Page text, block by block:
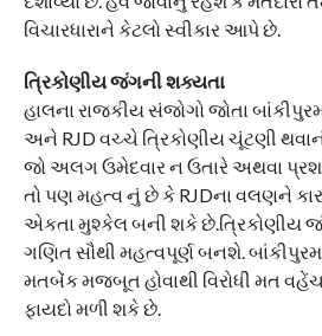
વિચારધારાને કેટલો સ્વીકાર આપે છે.
ત્રિકોણીય જંગની શક્યતા
હાલના રાજકીય સંજોગો જોતા
અને RJD વચ્ચે ત્રિકોણીય ચૂંટણી
જો અલગ ઉમેદવાર ન ઉતારે અથવા
તો પણ મહત્વ નું છે કે RJDના વલણને
એકતા મુશ્કેલ બની શકે છે.ત્રિકોણીય
ગણિત સૌથી મહત્વપૂર્ણ બનશે.
મતબેંક મજબૂત હોવાથી વિરોધી મત
ફાયદો મળી શકે છે.